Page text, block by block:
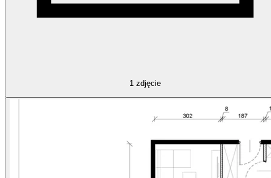
1 zdjęcie